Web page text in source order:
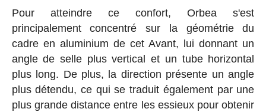
Pour atteindre ce confort, Orbea s'est
principalement concentré sur la géométrie du
cadre en aluminium de cet Avant, lui donnant un
angle de selle plus vertical et un tube horizontal
plus long. De plus, la direction présente un angle
plus détendu, ce qui se traduit également par une
plus grande distance entre les essieux pour obtenir